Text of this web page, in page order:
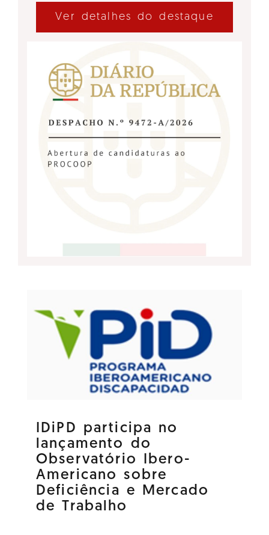
Ver detalhes do destaque
IDiPD participa no
lançamento do
Observatório Ibero-
Americano sobre
Deficiência e Mercado
de Trabalho